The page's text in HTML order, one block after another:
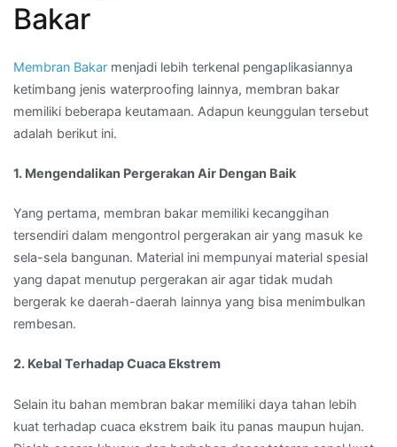
Bakar
Membran Bakar menjadi lebih terkenal pengaplikasiannya
ketimbang jenis waterproofing lainnya, membran bakar
memiliki beberapa keutamaan. Adapun keunggulan tersebut
adalah berikut ini.
1. Mengendalikan Pergerakan Air Dengan Baik
Yang pertama, membran bakar memiliki kecanggihan
tersendiri dalam mengontrol pergerakan air yang masuk ke
sela-sela bangunan. Material ini mempunyai material spesial
yang dapat menutup pergerakan air agar tidak mudah
bergerak ke daerah-daerah lainnya yang bisa menimbulkan
rembesan.
2. Kebal Terhadap Cuaca Ekstrem
Selain itu bahan membran bakar memiliki daya tahan lebih
kuat terhadap cuaca ekstrem baik itu panas maupun hujan.